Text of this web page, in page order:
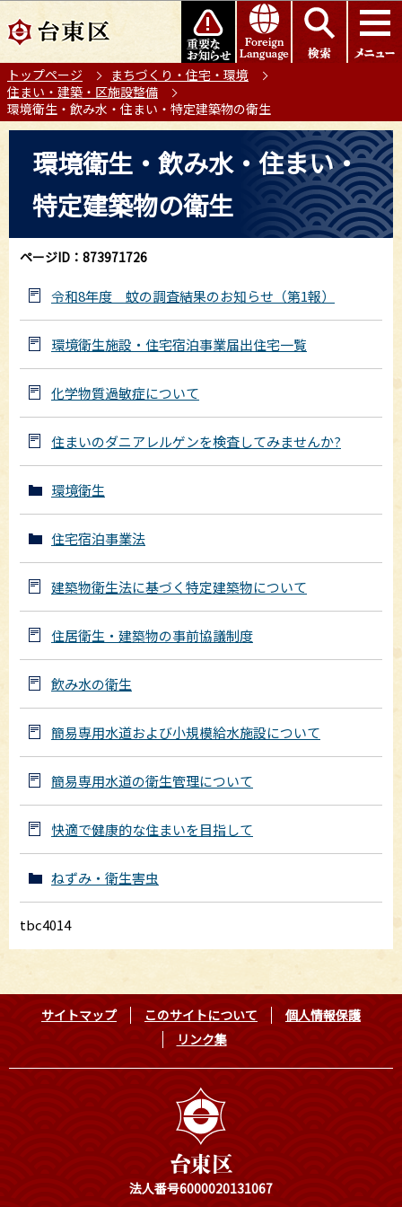
の
ー
ジ
の
このページの本文へ移動
トップページ
まちづくり・住宅・環境
住まい・建築・区施設整備
環境衛生・飲み水・住まい・特定建築物の衛生
ら
環境衛生・飲み水・住まい・
特定建築物の衛生
ページID：873971726
令和8年度 蚊の調査結果のお知らせ（第1報）
環境衛生施設・住宅宿泊事業届出住宅一覧
化学物質過敏症について
住まいのダニアレルゲンを検査してみませんか?
環境衛生
住宅宿泊事業法
建築物衛生法に基づく特定建築物について
住居衛生・建築物の事前協議制度
飲み水の衛生
簡易専用水道および小規模給水施設について
簡易専用水道の衛生管理について
快適で健康的な住まいを目指して
ねずみ・衛生害虫
tbc4014
サイトマップ このサイトについて
個人情報保護
リンク集
法人番号6000020131067